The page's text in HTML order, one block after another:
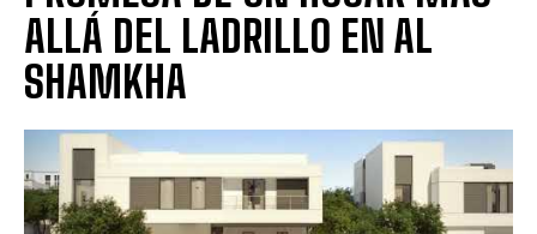
ALLÁ DEL LADRILLO EN AL
SHAMKHA